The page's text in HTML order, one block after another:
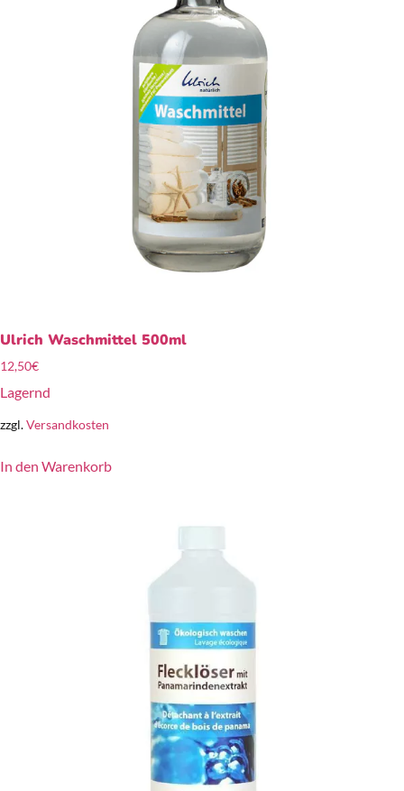
Ulrich Waschmittel 500ml
12,50€
Lagernd
zzgl.Versandkosten
In den Warenkorb